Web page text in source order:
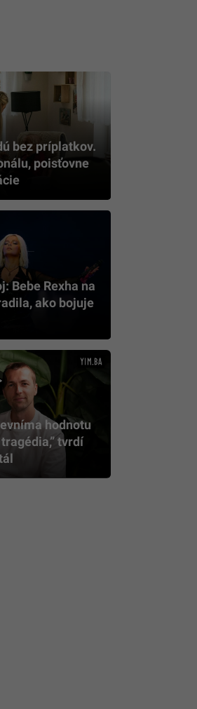
bez príplatkov.
poisťovne
Bebe Rexha na
ako bojuje
hodnotu
tvrdí